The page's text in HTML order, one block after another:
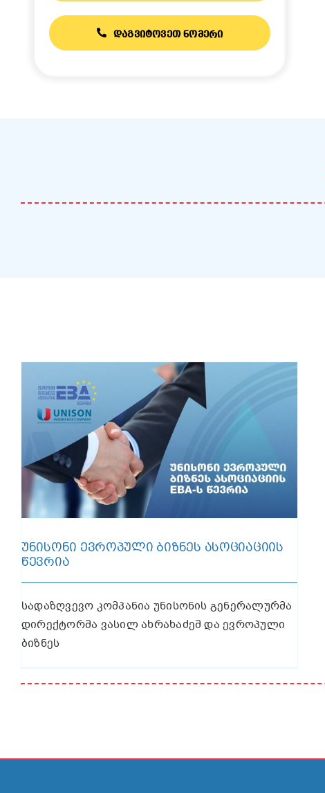
ᲓᲐᲒᲕᲘᲢᲝᲕᲔᲗ ᲜᲝᲛᲔᲠᲘ
ᲣᲜᲘᲡᲝᲜᲘ ᲔᲕᲠᲝᲞᲣᲚᲘ ᲑᲘᲖᲜᲔᲡ ᲐᲡᲝᲪᲘᲐᲪᲘᲘᲡ
ᲬᲔᲕᲠᲘᲐ
სადაზღვევო კომპანია უნისონის გენერალურმა
დირექტორმა ვასილ ახრახაძემ და ევროპული
ბიზნეს